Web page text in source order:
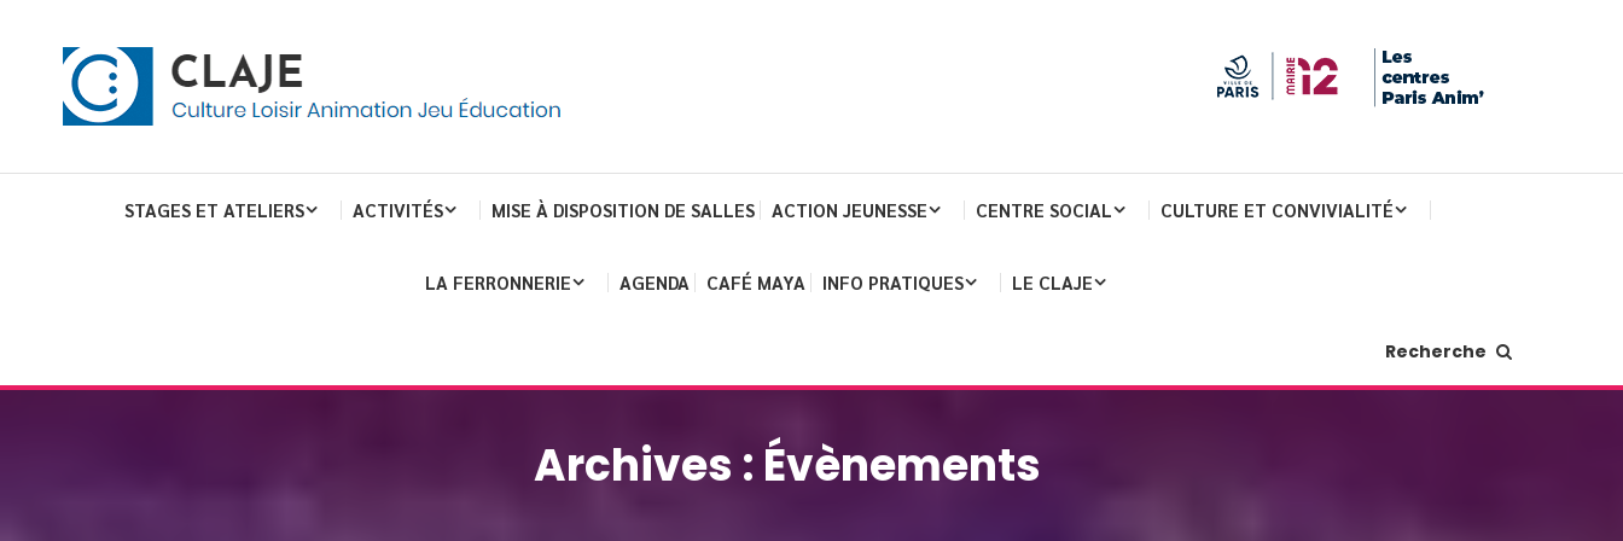
Claje
STAGES ET ATELIERS ACTIVITÉS MISE À DISPOSITION DE SALLES ACTION JEUNESSE CENTRE SOCIAL CULTURE ET CONVIVIALITÉ
LA FERRONNERIE AGENDA CAFÉ MAYA INFO PRATIQUES LE CLAJE
Recherche
Archives : Évènements